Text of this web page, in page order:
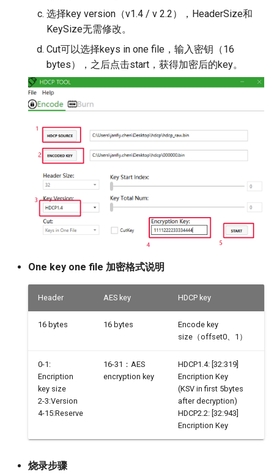
VDISP
选择key version（v1.4 / v 2.2），HeaderSize和
KeySize无需修改。
Cut可以选择keys in one file，输入密钥（16
bytes），之后点击start，获得加密后的key。
One key one file 加密格式说明
Header AES key HDCP key
16 bytes 16 bytes
Encode key
size（offset0、1）
0-1:
Encription
key size
2-3:Version
4-15:Reserve
16-31：AES
encryption key
HDCP1.4: [32:319]
Encription Key
(KSV in first 5bytes
after decryption)
HDCP2.2: [32:943]
Encription Key
烧录步骤